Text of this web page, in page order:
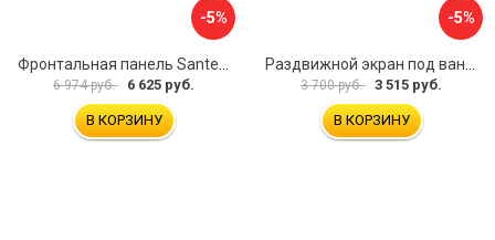
-5%
6 974 руб. 6 625 руб.
В КОРЗИНУ
-5%
3 700 руб. 3 515 руб.
В КОРЗИНУ